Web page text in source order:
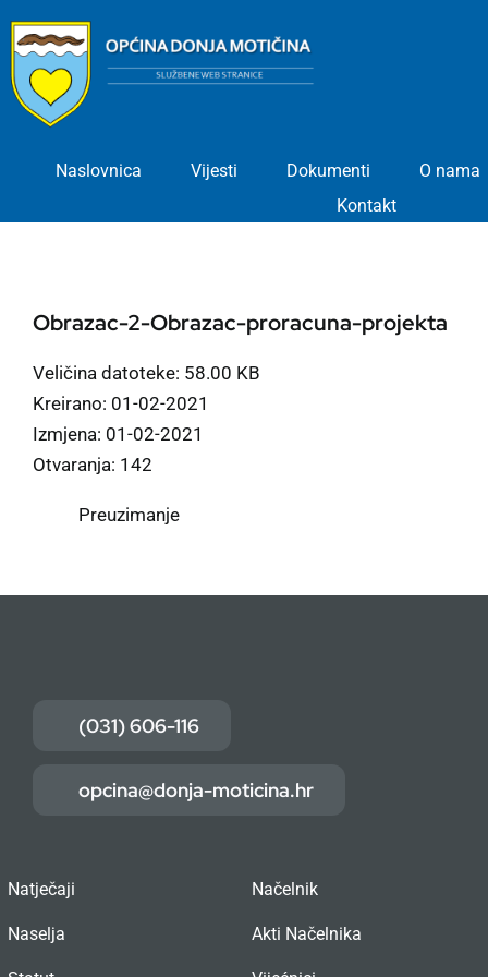
content
Naslovnica Vijesti Dokumenti
O nama
Kontakt
Obrazac-2-Obrazac-proracuna-projekta
Veličina datoteke: 58.00 KB
Kreirano: 01-02-2021
Izmjena: 01-02-2021
Otvaranja: 142
Preuzimanje
(031) 606-116
opcina@donja-moticina.hr
Natječaji
Naselja
Načelnik
Akti Načelnika